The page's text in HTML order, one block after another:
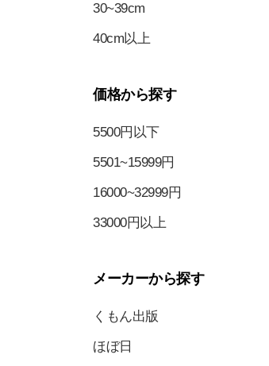
30~39cm
40cm以上
価格から探す
5500円以下
5501~15999円
16000~32999円
33000円以上
メーカーから探す
くもん出版
ほぼ日